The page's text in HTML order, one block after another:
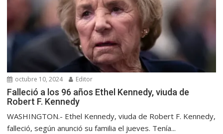
octubre 10, 2024 Editor
Falleció a los 96 años Ethel Kennedy, viuda de
Robert F. Kennedy
WASHINGTON.- Ethel Kennedy, viuda de Robert F. Kennedy,
falleció, según anunció su familia el jueves. Tenía...